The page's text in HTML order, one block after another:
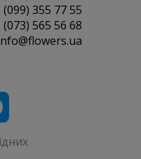
(099) 355 77 55
(073) 565 56 68